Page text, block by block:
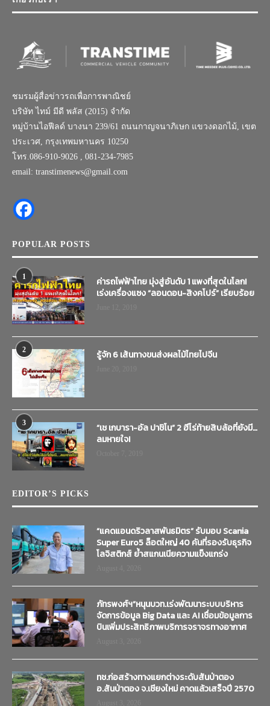
ชมรมผู้สื่อข่าวรถเพื่อการพาณิชย์
บริษัท ไทม์ มีดี พลัส (2015) จำกัด
หมู่บ้านไอฟีลด์ บางนา 239/61 ถนนกาญจนาภิเษก แขวงดอกไม้, เขต
ประเวศ, กรุงเทพมหานคร 10250
โทร.086-910-9026 , 081-234-7985
email: transtimenews@gmail.com
POPULAR POSTS
1
ค่ารถไฟฟ้าไทย มุ่งสู่อันดับ 1 แพงที่สุดในโลก!
เร่งเครื่องแซง “ลอนดอน-สิงคโปร์” เรียบร้อย
2 รู้จัก 6 เส้นทางขนส่งผลไม้ไทยไปจีน
3
“เช เกบารา-อัล ปาชิโน” 2 ฮีโร่ท้ายสิบล้อที่ยังมี…
ลมหายใจ!
EDITOR’S PICKS
“แคดแอนดริวลาสพันธมิตร” รับมอบ Scania
Super Euro5 ล็อตใหญ่ 40 คันที่รองรับธุรกิจ
โลจิสติกส์ ย้ำสแกนเนียความแข็งแกร่ง
ภัทรพงศ์ฯ”หนุนบวท.เร่งพัฒนาระบบบริหาร
จัดการข้อมูล Big Data และ AI เชื่อมข้อมูลการ
บินเพิ่มประสิทธิภาพบริการจราจรทางอากาศ
ทช.ก่อสร้างทางแยกต่างระดับสันป่าตอง
อ.สันป่าตอง จ.เชียงใหม่ คาดแล้วเสร็จปี 2570